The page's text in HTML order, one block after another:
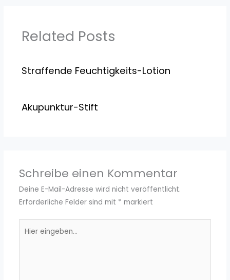
Related Posts
Straffende Feuchtigkeits-Lotion
Akupunktur-Stift
Schreibe einen Kommentar
Deine E-Mail-Adresse wird nicht veröffentlicht.
Erforderliche Felder sind mit * markiert
eingeben…